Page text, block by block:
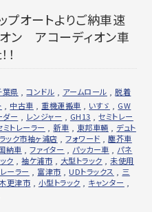
プオートよりご納車速
ン アコーディオン車
葉県 ,コンドル アームロール ,脱着
中古車 ,重機運搬車 いすゞ
GW
ダー レンジャー GH13 ,セミトレー
トレーラー ,新車 東邦車輛
デュト
ック市袖ヶ浦店 ,フォワード ,塵芥車
納車 ,ファイター パッカー車
パネ
ク ,袖ケ浦市 大型トラック ,未使用
ーラー 富津市 UDトラックス
三
更津市 小型トラック キャンター